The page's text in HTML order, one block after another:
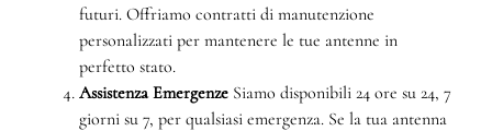
futuri. Offriamo contratti di manutenzione
personalizzati per mantenere le tue antenne in
perfetto stato.
Assistenza Emergenze Siamo disponibili 24 ore su 24, 7
giorni su 7, per qualsiasi emergenza. Se la tua antenna